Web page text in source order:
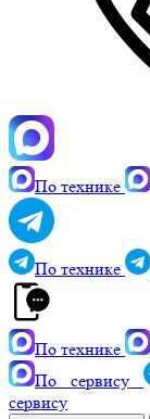
По технике
По технике
По технике
По сервису
сервису